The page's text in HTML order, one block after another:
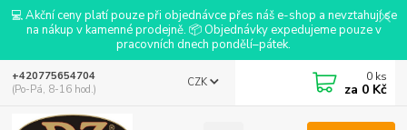
💻 Akční ceny platí pouze při objednávce přes náš e-shop a nevztahují se
na nákup v kamenné prodejně. 📦 Objednávky expedujeme pouze v
pracovních dnech pondělí–pátek.
CZK
+420775654704
(Po-Pá, 8-16 hod.)
0 ks
za 0 Kč